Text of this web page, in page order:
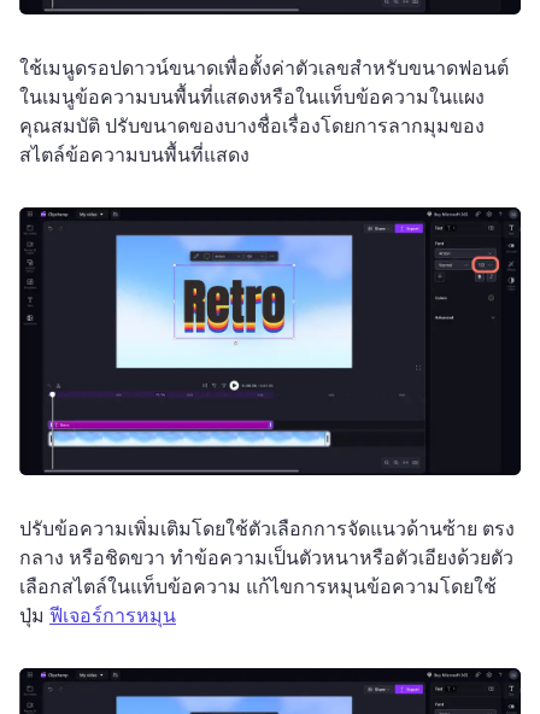
ใช้เมนูดรอปดาวน์ขนาดเพื่อตั้งค่าตัวเลขสําหรับขนาดฟอนต์
ในเมนูข้อความบนพื้นที่แสดงหรือในแท็บข้อความในแผง
คุณสมบัติ ปรับขนาดของบางชื่อเรื่องโดยการลากมุมของ
สไตล์ข้อความบนพื้นที่แสดง
ปรับข้อความเพิ่มเติมโดยใช้ตัวเลือกการจัดแนวด้านซ้าย ตรง
กลาง หรือชิดขวา ทําข้อความเป็นตัวหนาหรือตัวเอียงด้วยตัว
เลือกสไตล์ในแท็บข้อความ แก้ไขการหมุนข้อความโดยใช้
ปุ่ม ฟีเจอร์การหมุน